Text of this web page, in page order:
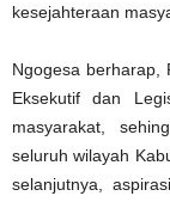
kesejahteraan
Ngogesa berharap,
Eksekutif dan
masyarakat,
seluruh wilayah
selanjutnya,